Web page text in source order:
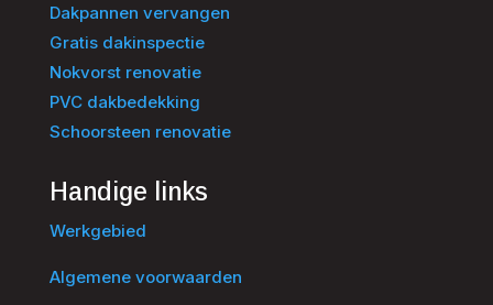
Dakpannen vervangen
Gratis dakinspectie
Nokvorst renovatie
PVC dakbedekking
Schoorsteen renovatie
Handige links
Werkgebied
Algemene voorwaarden